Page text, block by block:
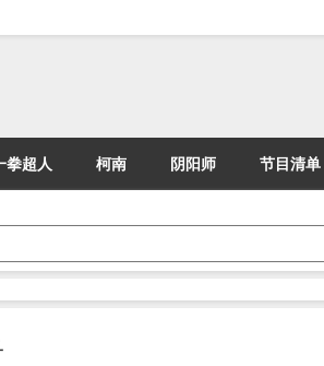
拳超人 柯南 阴阳师 节目清单